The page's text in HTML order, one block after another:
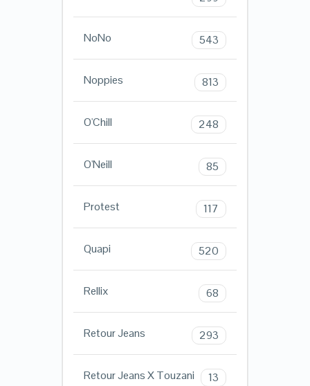
NoNo 543
Noppies 813
O'Chill 248
O'Neill 85
Protest 117
Quapi 520
Rellix 68
Retour Jeans 293
Retour Jeans X Touzani 13